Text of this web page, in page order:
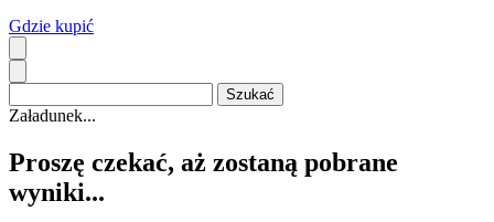
Gdzie kupić
Załadunek...
Proszę czekać, aż zostaną pobrane
wyniki...